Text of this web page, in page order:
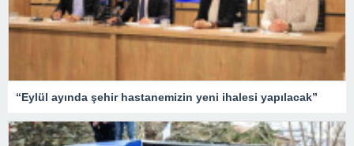
“Eylül ayında şehir hastanemizin yeni ihalesi yapılacak”